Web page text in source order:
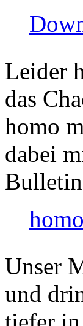
Leider
das
homo
dabei
Unser
und